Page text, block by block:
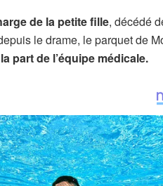
de la petite fille, décédé
le drame, le parquet de
part de l’équipe médicale.